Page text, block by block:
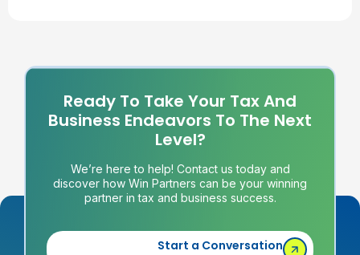
Ready To Take Your Tax And
Business Endeavors To The Next
Level?
We’re here to help! Contact us today and
discover how Win Partners can be your winning
partner in tax and business success.
Start a Conversation